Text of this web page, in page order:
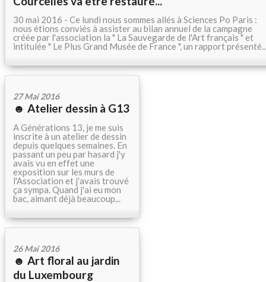
30 mai 2016 - Ce lundi nous sommes allés à Sciences Po Paris :
nous étions conviés à assister au bilan annuel de la campagne
créée par l'association la " La Sauvegarde de l'Art français " et
intitulée " Le Plus Grand Musée de France ", un rapport
27 Mai 2016
☻ Atelier dessin à G13
A Générations 13, je me suis
inscrite à un atelier de dessin
depuis quelques semaines. En
passant un peu par hasard j'y
avais vu en effet une
exposition sur les murs de
l'Association et j'avais trouvé
ça sympa. Quand j'ai eu mon
bac, aimant déjà beaucoup...
26 Mai 2016
☻ Art floral au jardin
du Luxembourg